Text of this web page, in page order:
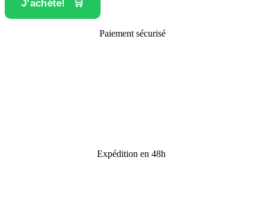
J’achète!
Paiement sécurisé
Expédition en 48h